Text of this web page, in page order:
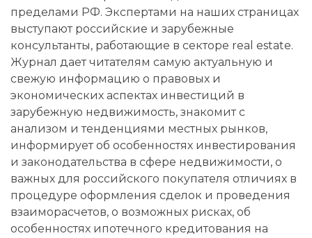
пределами РФ. Экспертами на наших страницах
выступают российские и зарубежные
консультанты, работающие в секторе real estate.
Журнал дает читателям самую актуальную и
свежую информацию о правовых и
экономических аспектах инвестиций в
зарубежную недвижимость, знакомит с
анализом и тенденциями местных рынков,
информирует об особенностях инвестирования
и законодательства в сфере недвижимости, о
важных для российского покупателя отличиях в
процедуре оформления сделок и проведения
взаиморасчетов, о возможных рисках, об
особенностях ипотечного кредитования на